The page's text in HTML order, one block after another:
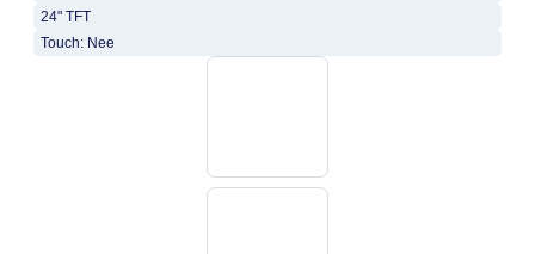
24" TFT
Touch: Nee